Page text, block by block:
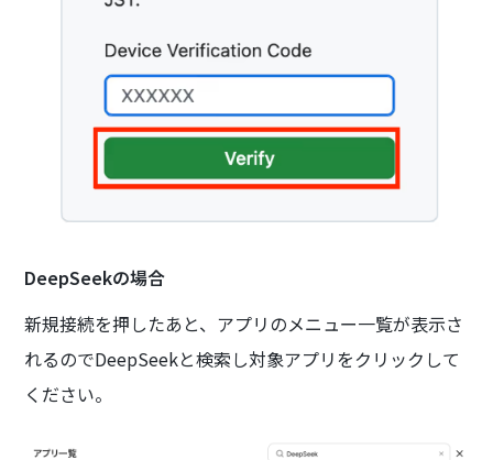
DeepSeekの場合
新規接続を押したあと、アプリのメニュー一覧が表示さ
れるのでDeepSeekと検索し対象アプリをクリックして
ください。